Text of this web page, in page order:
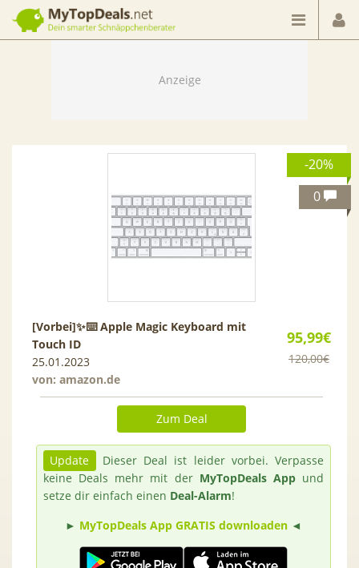
Dein smarter Schnäppchenberater
-20%
0
95,99€
120,00€
[Vorbei]✨⌨️ Apple Magic Keyboard mit
Touch ID
25.01.2023
von: amazon.de
Zum Deal
Update
Dieser Deal ist leider vorbei. Verpasse
keine Deals mehr mit der MyTopDeals Appund
setze dir einfach einen Deal-Alarm!
► MyTopDeals App GRATIS downloaden ◄